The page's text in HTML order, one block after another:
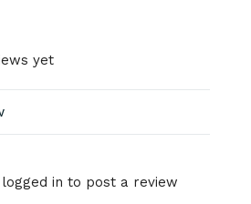
yet
logged in to post a review